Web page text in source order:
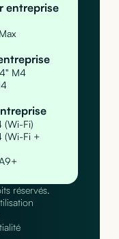
entreprise
M4
(Wi-Fi)
(Wi-Fi +
réservés.